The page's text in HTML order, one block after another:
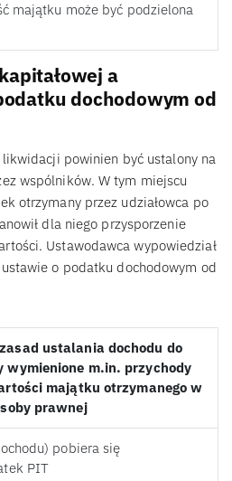
majątku może być podzielona
a
dochodowym od
likwidacji powinien być ustalony na
wspólników. W tym miejscu
otrzymany przez udziałowca po
dla niego przysporzenie
Ustawodawca wypowiedział
o podatku dochodowym od
ustalania dochodu do
wymienione m.in. przychody
majątku otrzymanego w
prawnej
pobiera się
PIT